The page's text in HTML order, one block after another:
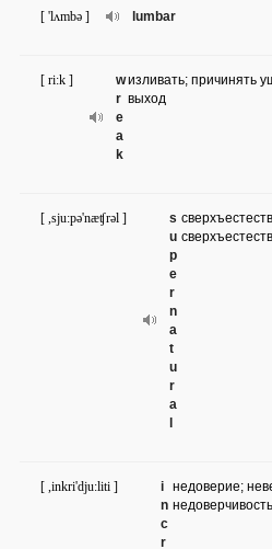
lumbar
[ 'lʌmbə ]
w
r
e
a
k
[ ri:k ]
изливать; причинять
выход
s
u
p
e
r
n
a
t
u
r
a
[ ,sju:pə'næʧrəl ]
i
n
c
r
[ ,inkri'dju:liti ]
недоверие;
недоверчивость